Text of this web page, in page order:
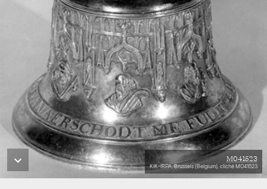
M041523
KIK-IRPA, Brussels (Belgium), cliché M041523